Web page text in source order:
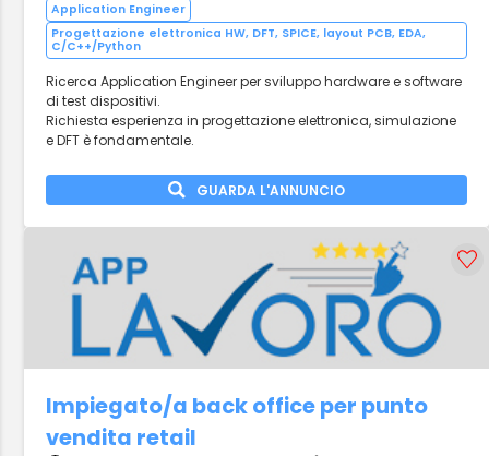
Application Engineer
Progettazione elettronica HW, DFT, SPICE, layout PCB, EDA,
C/C++/Python
Ricerca Application Engineer per sviluppo hardware e software
di test dispositivi.
Richiesta esperienza in progettazione elettronica, simulazione
e DFT è fondamentale.
GUARDA L'ANNUNCIO
Impiegato/a back office per punto
vendita retail